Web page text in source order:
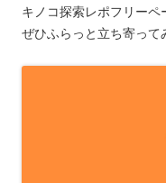
キノコ探索レポフリーペ
ぜひふらっと立ち寄って